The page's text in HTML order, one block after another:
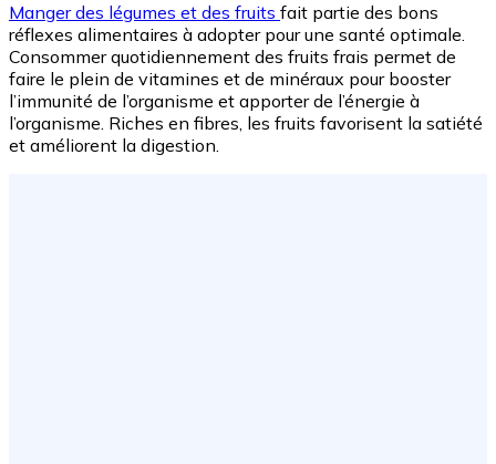
Manger des légumes et des fruits fait partie des bons
réflexes alimentaires à adopter pour une santé optimale.
Consommer quotidiennement des fruits frais permet de
faire le plein de vitamines et de minéraux pour booster
l’immunité de l’organisme et apporter de l’énergie à
l’organisme. Riches en fibres, les fruits favorisent la satiété
et améliorent la digestion.